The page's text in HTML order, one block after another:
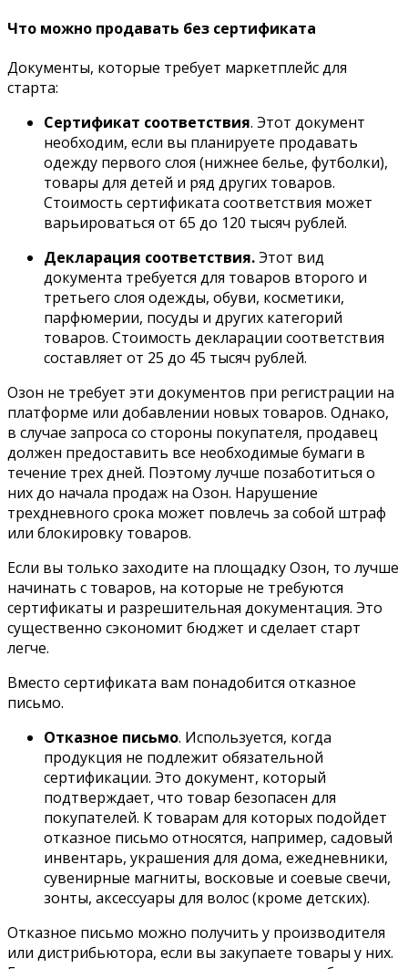
Что можно продавать без сертификата
Документы, которые требует маркетплейс для
старта:
Сертификат соответствия. Этот документ
необходим, если вы планируете продавать
одежду первого слоя (нижнее белье, футболки),
товары для детей и ряд других товаров.
Стоимость сертификата соответствия может
варьироваться от 65 до 120 тысяч рублей.
Декларация соответствия.Этот вид
документа требуется для товаров второго и
третьего слоя одежды, обуви, косметики,
парфюмерии, посуды и других категорий
товаров. Стоимость декларации соответствия
составляет от 25 до 45 тысяч рублей.
Озон не требует эти документов при регистрации на
платформе или добавлении новых товаров. Однако,
в случае запроса со стороны покупателя, продавец
должен предоставить все необходимые бумаги в
течение трех дней. Поэтому лучше позаботиться о
них до начала продаж на Озон. Нарушение
трехдневного срока может повлечь за собой штраф
или блокировку товаров.
Если вы только заходите на площадку Озон, то лучше
начинать с товаров, на которые не требуются
сертификаты и разрешительная документация. Это
существенно сэкономит бюджет и сделает старт
легче.
Вместо сертификата вам понадобится отказное
письмо.
Отказное письмо. Используется, когда
продукция не подлежит обязательной
сертификации. Это документ, который
подтверждает, что товар безопасен для
покупателей. К товарам для которых подойдет
отказное письмо относятся, например, садовый
инвентарь, украшения для дома, ежедневники,
сувенирные магниты, восковые и соевые свечи,
зонты, аксессуары для волос (кроме детских).
Отказное письмо можно получить у производителя
или дистрибьютора, если вы закупаете товары у них.